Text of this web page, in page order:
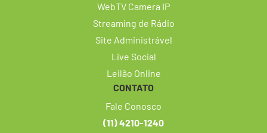
WebTV Camera IP
Streaming de Rádio
Site Administrável
Live Social
Leilão Online
CONTATO
Fale Conosco
(11) 4210-1240